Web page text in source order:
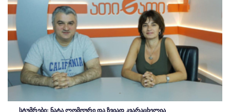
სტუმრები: ნატა ლომოური და ზვიად კვარაცხელია